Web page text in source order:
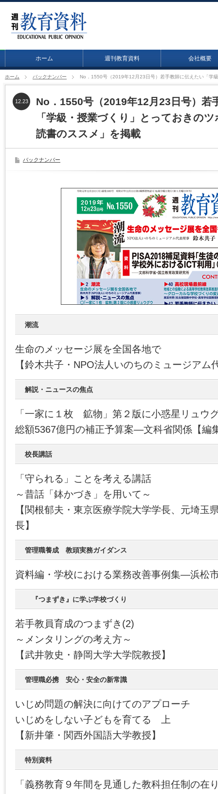
ホーム 週刊教育資料 会社概要
ホーム バックナンバー No．1550号（2019年12月23日号）若手教師に伝えたい「学
No．1550号（2019年12月23日号）若
「学級・授業づくり」とっておきの
読書のススメ」を掲載
12.23
バックナンバー
潮流
生命のメッセージ展を全国各地で
【鈴木共子・NPO法人いのちのミュージアム
解説・ニュースの焦点
「一家に１枚 鉱物」第２版に小惑星リュウ
総額5367億円の補正予算案―文科省関係【編
校長講話
「守られる」ことを考える講話
～昔話「鉢かづき」を用いて～
【関根郁夫・東京医療学院大学学長、元埼玉
長】
管理職養成 教頭実務ガイダンス
資料編・学校における業務改善事例集―浜松
『つまずき』に学ぶ学校づくり
若手教員育成のつまずき(2)
～メンタリングの考え方～
【武井敦史・静岡大学大学院教授】
管理職必携 安心・安全の新常識
いじめ問題の解決に向けてのアプローチ
いじめをしない子どもを育てる 上
【新井肇・関西外国語大学教授】
特別資料
「義務教育９年間を見通した教科担任制の在